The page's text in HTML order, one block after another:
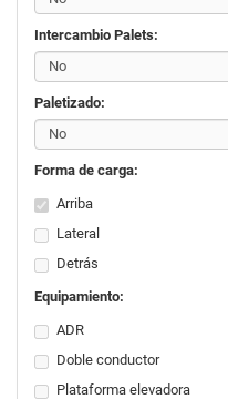
Intercambio Palets:
Paletizado:
Forma de carga:
Arriba
Lateral
Detrás
Equipamiento:
ADR
Doble conductor
Plataforma elevadora